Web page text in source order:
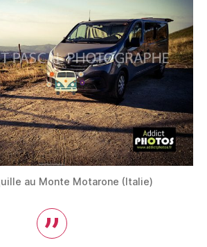
au Monte Motarone (Italie)